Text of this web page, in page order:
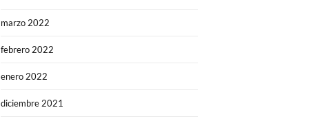
marzo 2022
febrero 2022
enero 2022
diciembre 2021